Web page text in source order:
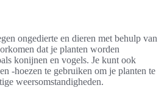
ongedierte en dieren met behulp van
dat je planten worden
konijnen en vogels. Je kunt ook
-hoezen te gebruiken om je planten te
weersomstandigheden.